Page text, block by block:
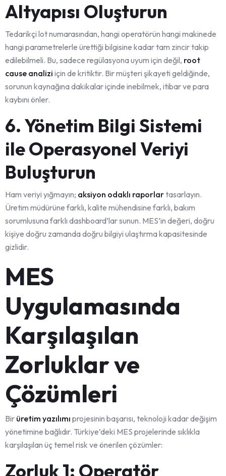
Altyapısı Oluşturun
Tedarikçi lot numarasından, hangi operatörün hangi makinede
hangi parametrelerle ürettiği bilgisine kadar tam zincir takip
edilebilmeli. Bu, sadece regülasyona uyum için değil, root
cause analizi için de kritiktir. Bir müşteri şikayeti geldiğinde,
sorunun kaynağına dakikalar içinde inebilmek, itibar ve para
kaybını önler.
6. Yönetim Bilgi Sistemi
ile Operasyonel Veriyi
Buluşturun
Ham veriyi yığmayın; aksiyon odaklı raporlartasarlayın.
Üretim müdürüne farklı, kalite mühendisine farklı, bakım
sorumlusuna farklı dashboard’lar sunun. MES’in değeri, doğru
kişiye doğru zamanda doğru bilgiyi ulaştırma kapasitesinde
gizlidir.
MES
Uygulamasında
Karşılaşılan
Zorluklar ve
Çözümleri
Bir üretim yazılımı projesinin başarısı, teknoloji kadar değişim
yönetimine bağlıdır. Türkiye’deki MES projelerinde sıklıkla
karşılaşılan üç temel risk ve önerilen çözümler:
Zorluk 1: Operatör